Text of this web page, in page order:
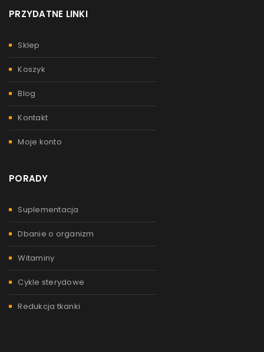
PRZYDATNE LINKI
Sklep
Koszyk
Blog
Kontakt
Moje konto
PORADY
Suplementacja
Dbanie o organizm
Witaminy
Cykle sterydowe
Redukcja tkanki